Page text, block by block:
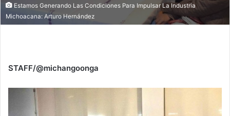
Estamos Generando Las Condiciones Para Impulsar La Industria
Michoacana: Arturo Hernández
STAFF/@michangoonga